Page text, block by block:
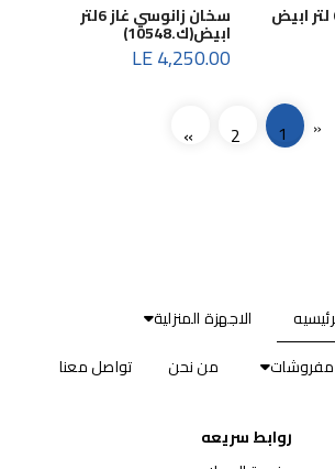
سخان زانوسي غاز 6 لتر ابيض سخان زانوسي غاز 6لتر
ابيض(ك.10548)
4,250.00 LE
«
1
2
»
الاجهزة المنزلية
مفروشات
من نحن تواصل معنا
روابط سريعه